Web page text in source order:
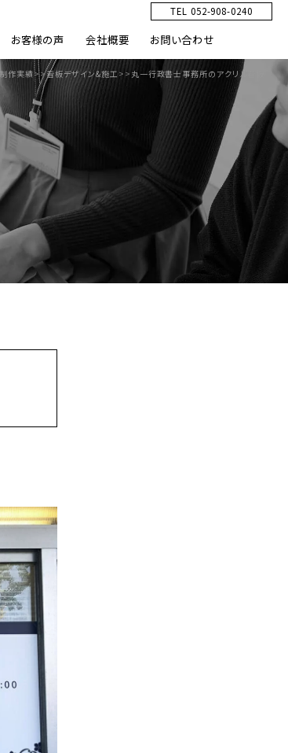
お客様の声 会社概要 お問い合わせ
TEL 052-908-0240
制作実績>>看板デザイン&施工>> 丸一行政書士事務所のアクリル看板